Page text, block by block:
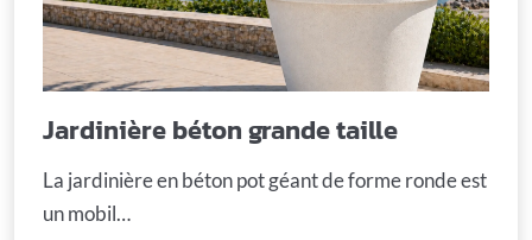
Jardinière béton grande taille
La jardinière en béton pot géant de forme ronde est
un mobil…